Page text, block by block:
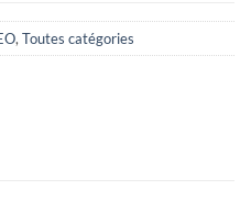
,Toutes catégories